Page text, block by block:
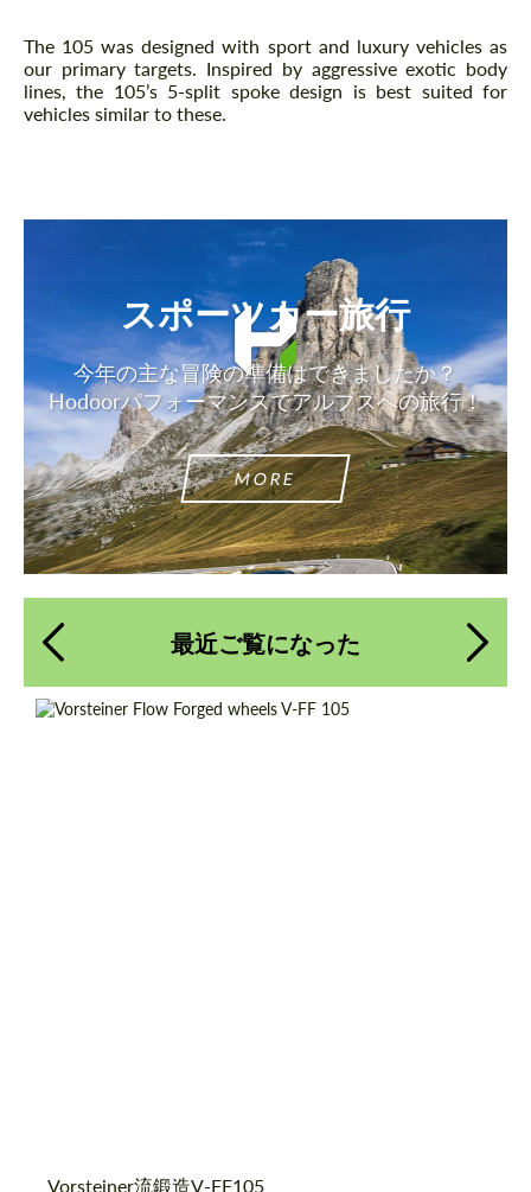
説明
The 105 was designed with sport and luxury vehicles as
our primary targets. Inspired by aggressive exotic body
lines, the 105’s 5-split spoke design is best suited for
vehicles similar to these.
スポーツカー旅行
今年の主な冒険の準備はできましたか？
Hodoorパフォーマンスでアルプスへの旅行！
MORE
最近ご覧になった
Vorsteiner流鍛造V-FF105